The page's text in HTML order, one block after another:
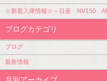
☆新着入庫情報☆～日産 NV150
ブログカテゴリ
ブログ
最新情報